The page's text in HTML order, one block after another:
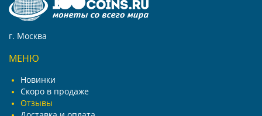
г. Москва
МЕНЮ
Новинки
Скоро в продаже
Отзывы